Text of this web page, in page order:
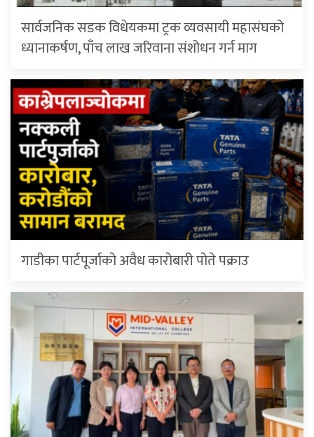
सार्वजनिक सडक विधेयकमा ट्रक व्यवसायी महासंघको
ध्यानाकर्षण, पाँच लाख जरिवाना संशोधन गर्न माग
गाडीका पार्टपूर्जाको अवैध कारोबारी पोते प‌क्राउ